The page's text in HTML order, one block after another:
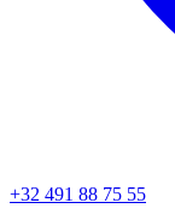
+32 491 88 75 55